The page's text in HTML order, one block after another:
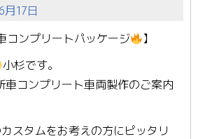
月17日
コンプリートパッケージ
】
小杉です。
車コンプリート車両製作のご案内
スタムをお考えの方にピッタリ